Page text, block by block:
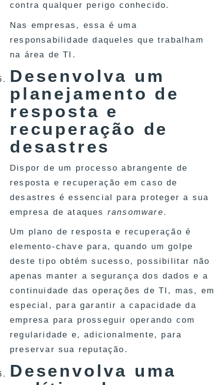
contra qualquer perigo conhecido.
Nas empresas, essa é uma
responsabilidade daqueles que trabalham
na área de TI.
Desenvolva um
planejamento de
resposta e
recuperação de
desastres
Dispor de um processo abrangente de
resposta e recuperação em caso de
desastres é essencial para proteger a sua
empresa de ataques ransomware.
Um plano de resposta e recuperação é
elemento-chave para, quando um golpe
deste tipo obtém sucesso, possibilitar não
apenas manter a segurança dos dados e a
continuidade das operações de TI, mas, em
especial, para garantir a capacidade da
empresa para prosseguir operando com
regularidade e, adicionalmente, para
preservar sua reputação.
Desenvolva uma